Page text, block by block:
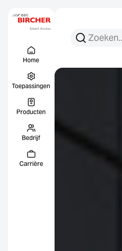
Home
Toepassingen
Producten
Bedrijf
Carrière
Zoeken:
Zoek op